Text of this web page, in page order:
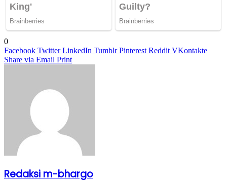
0
Facebook Twitter LinkedIn Tumblr Pinterest Reddit VKontakte
Share via Email Print
Redaksi m-bhargo